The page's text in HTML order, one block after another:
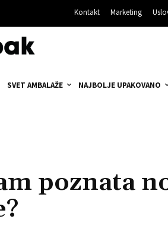
Kontakt Marketing
SVET AMBALAŽE NAJBOLJE UPAKOVANO
poznata